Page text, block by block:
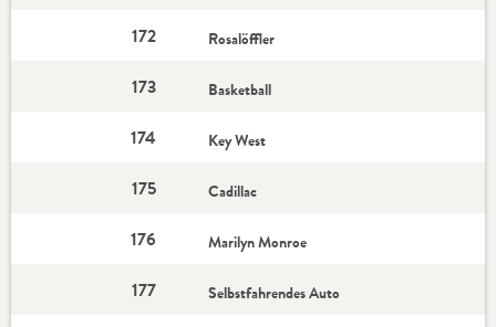
172 Rosalöffler
173 Basketball
174 Key West
175 Cadillac
176 Marilyn Monroe
177 Selbstfahrendes Auto